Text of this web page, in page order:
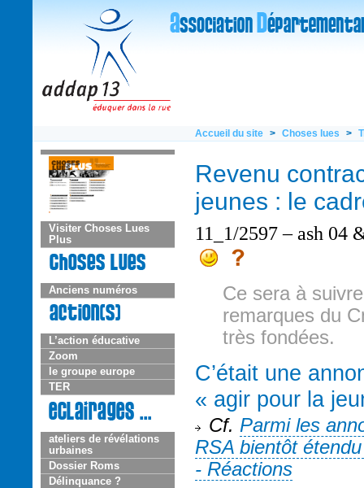
Accueil du site > Choses lues >
Visiter Choses Lues
Plus
Anciens numéros
L’action éducative
Zoom
le groupe europe
TER
ateliers de révélations
urbaines
Dossier Roms
Délinquance ?
Revenu
jeunes : le
11_1/2597 – ash 04
Ce sera à
remarques du
très fondées.
C’était une
« agir pour la
Cf. Parmi les
RSA bientôt
- Réactions